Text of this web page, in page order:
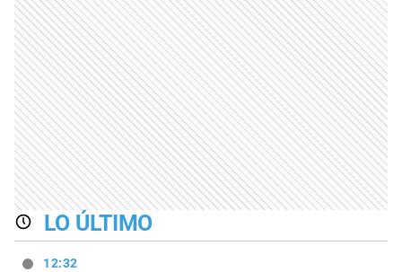
LO ÚLTIMO
12:32